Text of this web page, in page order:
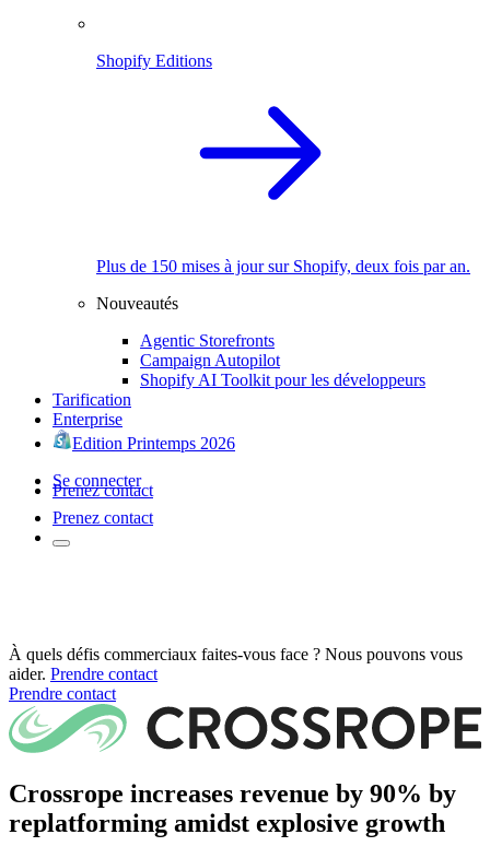
Shopify Editions
Plus de 150 mises à jour sur Shopify, deux fois par an.
Nouveautés
Agentic Storefronts
Campaign Autopilot
Shopify AI Toolkit pour les développeurs
Tarification
Enterprise
Edition Printemps 2026
Se connecter
Prenez contact
Prenez contact
À quels défis commerciaux faites-vous face ? Nous pouvons vous
aider. Prendre contact
Prendre contact
Crossrope increases revenue by 90% by
replatforming amidst explosive growth